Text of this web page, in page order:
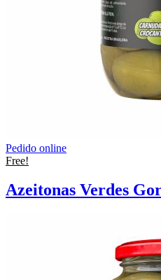
Pedido online
Free!
Azeitonas Verdes